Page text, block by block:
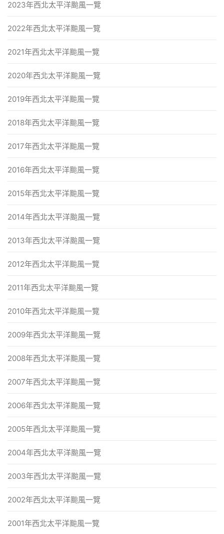
2023年西北太平洋颱風一覽
2022年西北太平洋颱風一覽
2021年西北太平洋颱風一覽
2020年西北太平洋颱風一覽
2019年西北太平洋颱風一覽
2018年西北太平洋颱風一覽
2017年西北太平洋颱風一覽
2016年西北太平洋颱風一覽
2015年西北太平洋颱風一覽
2014年西北太平洋颱風一覽
2013年西北太平洋颱風一覽
2012年西北太平洋颱風一覽
2011年西北太平洋颱風一覽
2010年西北太平洋颱風一覽
2009年西北太平洋颱風一覽
2008年西北太平洋颱風一覽
2007年西北太平洋颱風一覽
2006年西北太平洋颱風一覽
2005年西北太平洋颱風一覽
2004年西北太平洋颱風一覽
2003年西北太平洋颱風一覽
2002年西北太平洋颱風一覽
2001年西北太平洋颱風一覽